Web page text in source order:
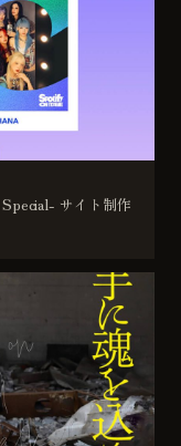
サイト制作